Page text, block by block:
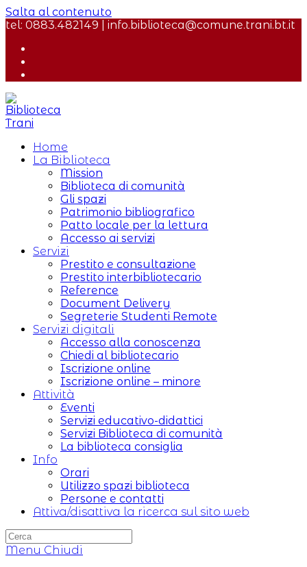
Salta al contenuto
tel: 0883.482149 | info.biblioteca@comune.trani.bt.it
Home
La Biblioteca
Mission
Biblioteca di comunità
Gli spazi
Patrimonio bibliografico
Patto locale per la lettura
Accesso ai servizi
Servizi
Prestito e consultazione
Prestito interbibliotecario
Reference
Document Delivery
Segreterie Studenti Remote
Servizi digitali
Accesso alla conoscenza
Chiedi al bibliotecario
Iscrizione online
Iscrizione online – minore
Attività
Eventi
Servizi educativo-didattici
Servizi Biblioteca di comunità
La biblioteca consiglia
Info
Orari
Utilizzo spazi biblioteca
Persone e contatti
Attiva/disattiva la ricerca sul sito web
Menu Chiudi